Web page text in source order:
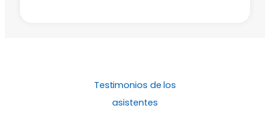
Testimonios de los
asistentes